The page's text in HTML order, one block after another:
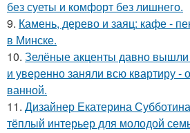
без суеты и комфорт без лишнего.
9. Камень, дерево и заяц: кафе -
в Минске.
10. Зелёные акценты давно вышли
и уверенно заняли всю квартиру -
ванной.
11. Дизайнер Екатерина
тёплый интерьер для молодой